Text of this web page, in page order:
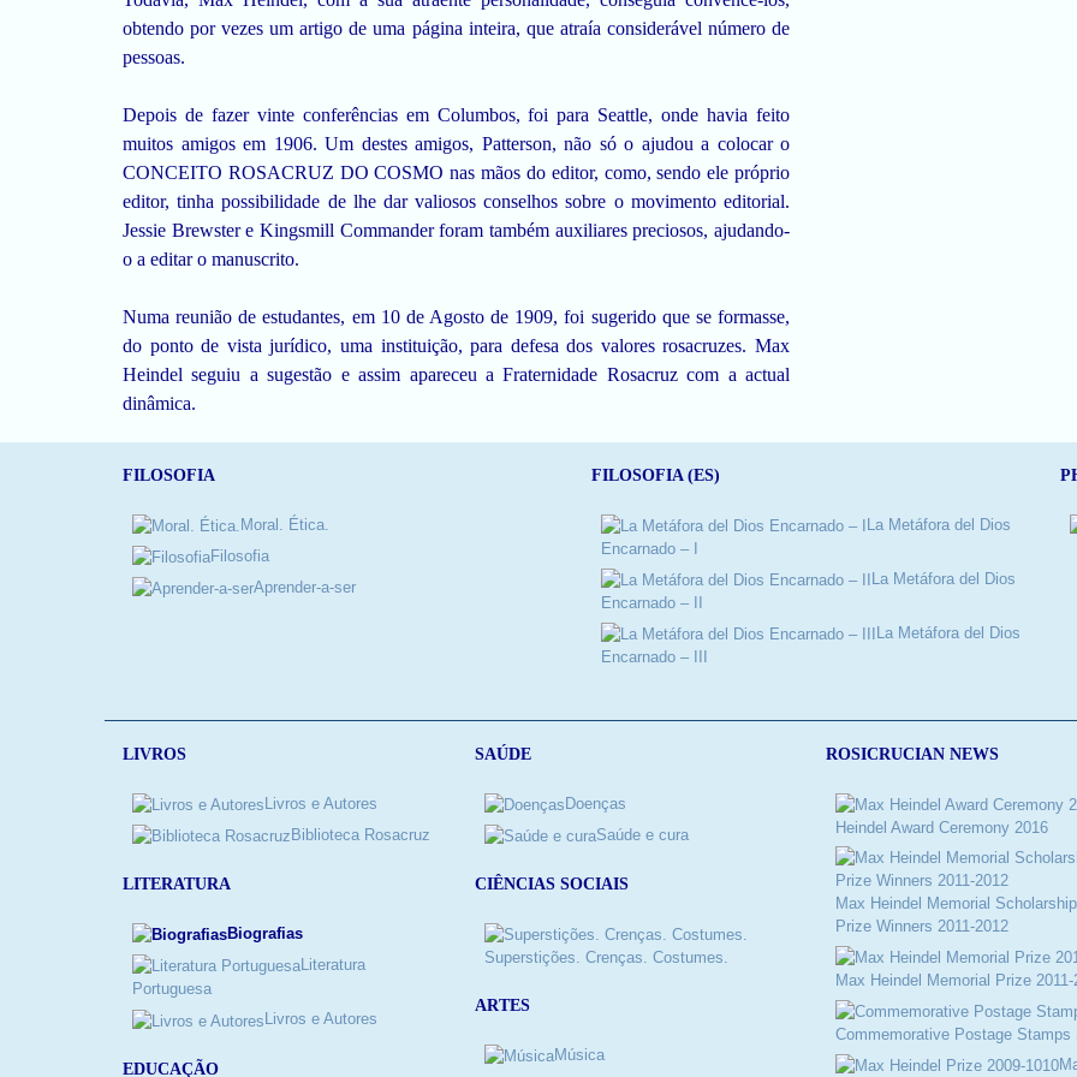
obtendo por vezes um artigo de uma página inteira, que atraía considerável número de
pessoas.
Depois de fazer vinte conferências em Columbos, foi para Seattle, onde havia feito
muitos amigos em 1906. Um destes amigos, Patterson, não só o ajudou a colocar o
CONCEITO ROSACRUZ DO COSMO nas mãos do editor, como, sendo ele próprio
editor, tinha possibilidade de lhe dar valiosos conselhos sobre o movimento editorial.
Jessie Brewster e Kingsmill Commander foram também auxiliares preciosos, ajudando-
o a editar o manuscrito.
Numa reunião de estudantes, em 10 de Agosto de 1909, foi sugerido que se formasse,
do ponto de vista jurídico, uma instituição, para defesa dos valores rosacruzes. Max
Heindel seguiu a sugestão e assim apareceu a Fraternidade Rosacruz com a actual
dinâmica.
FILOSOFIA
Moral. Ética.
Filosofia
Aprender-a-ser
FILOSOFIA (ES)
La Metáfora del Dios
Encarnado – I
La Metáfora del Dios
Encarnado – II
La Metáfora del Dios
Encarnado – III
LIVROS
Livros e Autores
Biblioteca Rosacruz
LITERATURA
Biografias
Literatura
Portuguesa
Livros e Autores
EDUCAÇÃO
SAÚDE
Doenças
Saúde e cura
CIÊNCIAS SOCIAIS
Superstições. Crenças. Costumes.
ARTES
Música
ROSICRUCIAN NEWS
Heindel Award Ceremony 2016
Max Heindel Memorial
Prize Winners 2011-2012
Max Heindel Memorial Prize 2011-
Commemorative Postage Stamps